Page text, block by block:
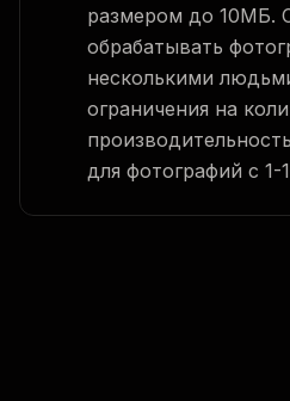
размером до 10МБ.
обрабатывать
несколькими
ограничения на
для фотографий с